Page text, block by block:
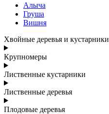
Алыча
Груша
Вишня
Хвойные деревья и кустарники
Крупномеры
Лиственные кустарники
Лиственные деревья
Плодовые деревья